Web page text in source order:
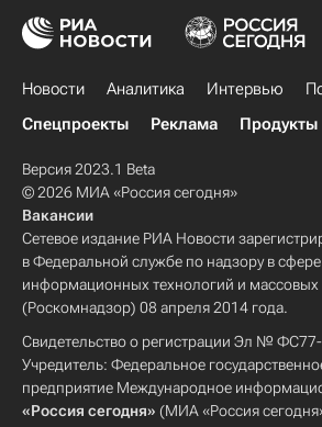
Новости Аналитика Интервью
Спецпроекты
Реклама Продукты
Версия 2023.1 Beta
© 2026 МИА «Россия сегодня»
Вакансии
Сетевое издание РИА Новости
в Федеральной службе по надзору в сфере
информационных технологий и
(Роскомнадзор) 08 апреля 2014 года.
Свидетельство о регистрации Эл №
Учредитель: Федеральное
предприятие Международное
«Россия сегодня» (МИА «Россия